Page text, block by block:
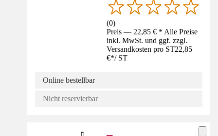
(0)
Preis — 22,85 € * Alle Preise
inkl. MwSt. und ggf. zzgl.
Versandkosten pro ST22,85
€*/ ST
Online bestellbar
Nicht reservierbar